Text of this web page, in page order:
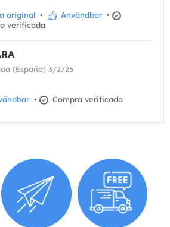
original • Användbar •
verificada
(España) 3/2/25
• Compra verificada